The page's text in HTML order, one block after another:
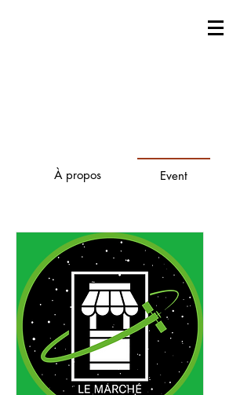
À propos Event